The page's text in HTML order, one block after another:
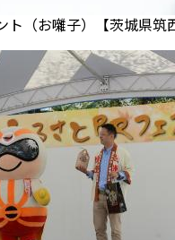
ト（お囃子）【茨城県筑